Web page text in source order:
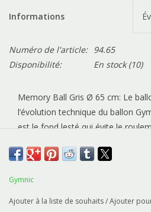
Informations
Numéro de l'article: 94.65
Disponibilité:
En stock(10)
Memory Ball Gris Ø 65 cm: Le
l’évolution technique du ballon
est le fond lesté qui évite le
fitness. Ce résultat est obtenu sans
produit qui s’aligne aux normes
Gymnic
Ajouter à la liste de souhaits/Ajouter